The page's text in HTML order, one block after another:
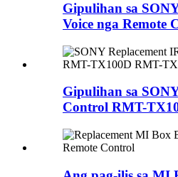
Gipulihan sa
Voice nga Remote
Gipulihan sa
Control RMT-